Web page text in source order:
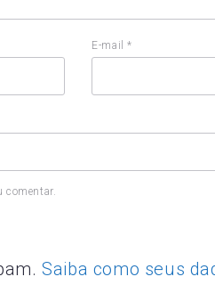
E-mail*
comentar.
Saiba como seus